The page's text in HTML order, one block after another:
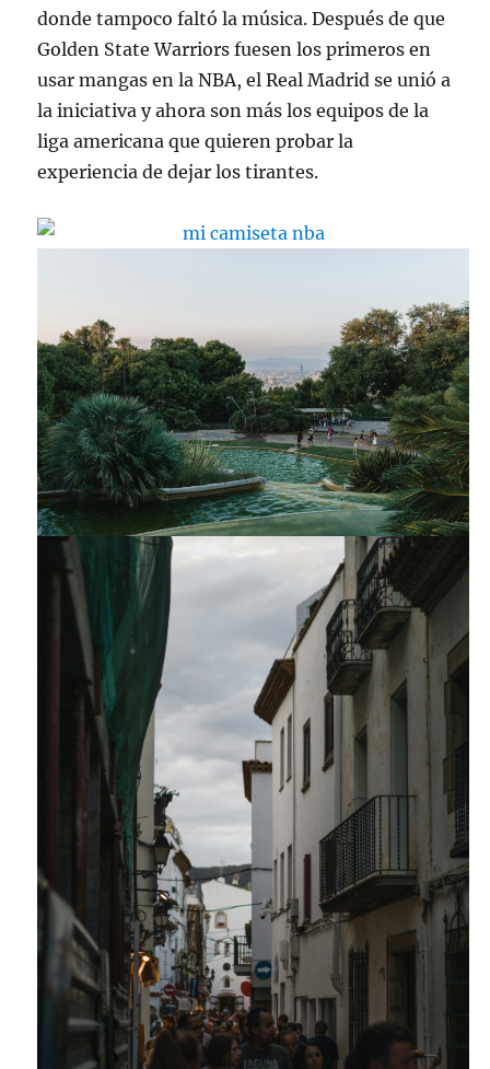
donde tampoco faltó la música. Después de que
Golden State Warriors fuesen los primeros en
usar mangas en la NBA, el Real Madrid se unió a
la iniciativa y ahora son más los equipos de la
liga americana que quieren probar la
experiencia de dejar los tirantes.